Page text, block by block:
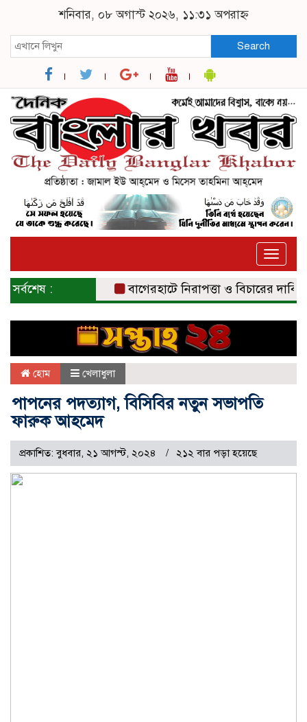
শনিবার, ০৮ অগাস্ট ২০২৬, ১১:৩১ অপরাহ্ন
Search
Toggle
সর্বশেষ : বাগেরহাটে নিরাপত্তা ও বিচারের দাবিতে
হোম খেলাধুলা
পাপনের পদত্যাগ, বিসিবির নতুন সভাপতি
ফারুক আহমেদ
প্রকাশিত: বুধবার, ২১ আগস্ট, ২০২৪ ২১২ বার পড়া হয়েছে